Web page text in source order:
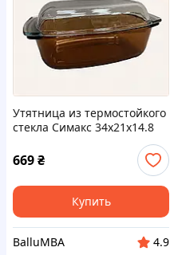
Утятница из термостойкого
стекла Симакс 34х21х14.8
669₴
Купить
BalluMBA
4.9